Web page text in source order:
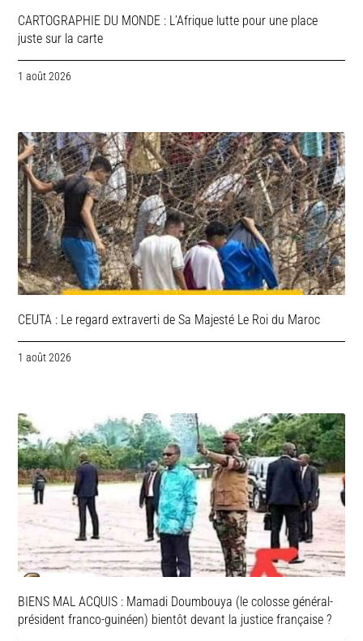
CARTOGRAPHIE DU MONDE : L’Afrique lutte pour une place
juste sur la carte
1 août 2026
CEUTA : Le regard extraverti de Sa Majesté Le Roi du Maroc
1 août 2026
BIENS MAL ACQUIS : Mamadi Doumbouya (le colosse général-
président franco-guinéen) bientôt devant la justice française ?